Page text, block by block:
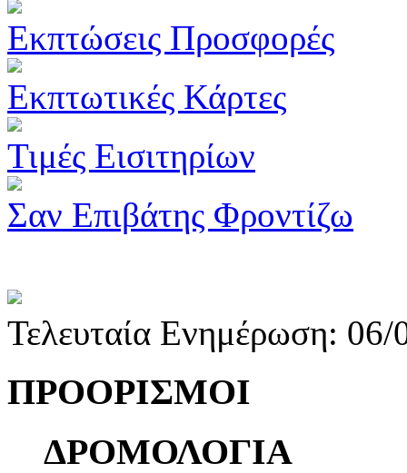
Εκπτώσεις Προσφορές
Εκπτωτικές Κάρτες
Τιμές Εισιτηρίων
Σαν Επιβάτης Φροντίζω
Τελευταία Ενημέρωση:
ΠΡΟΟΡΙΣΜΟΙ
ΔΡΟΜΟΛΟΓΙΑ